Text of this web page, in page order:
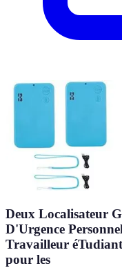
Deux Localisateur
D'Urgence
Travailleur
pour les